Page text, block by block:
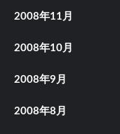
2008年11月
2008年10月
2008年9月
2008年8月